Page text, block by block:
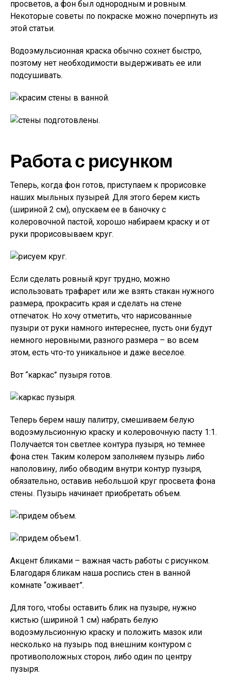
просветов, а фон был однородным и ровным.
Некоторые советы по покраске можно почерпнуть из
этой статьи.
Водоэмульсионная краска обычно сохнет быстро,
поэтому нет необходимости выдерживать ее или
подсушивать.
Работа с рисунком
Теперь, когда фон готов, приступаем к прорисовке
наших мыльных пузырей. Для этого берем кисть
(шириной 2 см), опускаем ее в баночку с
колеровочной пастой, хорошо набираем краску и от
руки прорисовываем круг.
Если сделать ровный круг трудно, можно
использовать трафарет или же взять стакан нужного
размера, прокрасить края и сделать на стене
отпечаток. Но хочу отметить, что нарисованные
пузыри от руки намного интереснее, пусть они будут
немного неровными, разного размера – во всем
этом, есть что-то уникальное и даже веселое.
Вот “каркас” пузыря готов.
Теперь берем нашу палитру, смешиваем белую
водоэмульсионную краску и колеровочную пасту 1:1.
Получается тон светлее контура пузыря, но темнее
фона стен. Таким колером заполняем пузырь либо
наполовину, либо обводим внутри контур пузыря,
обязательно, оставив небольшой круг просвета фона
стены. Пузырь начинает приобретать объем.
Акцент бликами – важная часть работы с рисунком.
Благодаря бликам наша роспись стен в ванной
комнате “оживает”.
Для того, чтобы оставить блик на пузыре, нужно
кистью (шириной 1 см) набрать белую
водоэмульсионную краску и положить мазок или
несколько на пузырь под внешним контуром с
противоположных сторон, либо один по центру
пузыря.